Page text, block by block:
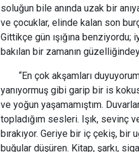
soluğun bile anında uzak bir
ve çocuklar, elinde kalan son
Gittikçe gün ışığına
bakılan bir zamanın
“En çok akşamları
yanıyormuş gibi garip bir is
ve yoğun yaşamamıştım.
topladığım sesleri. Işık, sevinç
bırakıyor. Geriye bir iç çekiş, bir
buğular düşüren. Kitap, şarkı,